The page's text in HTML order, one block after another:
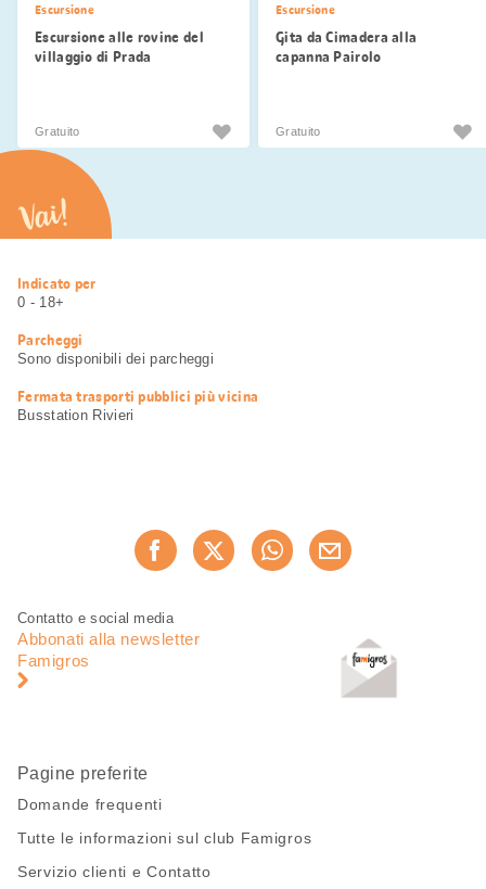
Escursione
Escursione alle rovine del
villaggio di Prada
Gratuito
Escursione
Gita da Cimadera alla
capanna Pairolo
Gratuito
Vai!
Informazioni
utili
Indicato per
0 - 18+
Parcheggi
Sono disponibili dei parcheggi
Fermata trasporti pubblici più vicina
Busstation Rivieri
Consiglia ora
Piè
pagina
Navigazione
pagina
Contatto e social media
Abbonati alla newsletter
Famigros
Pagine preferite
Domande frequenti
Tutte le informazioni sul club Famigros
Servizio clienti e Contatto